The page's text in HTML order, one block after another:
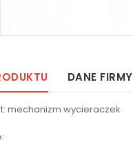
DANE FIRMY
mechanizm wycieraczek